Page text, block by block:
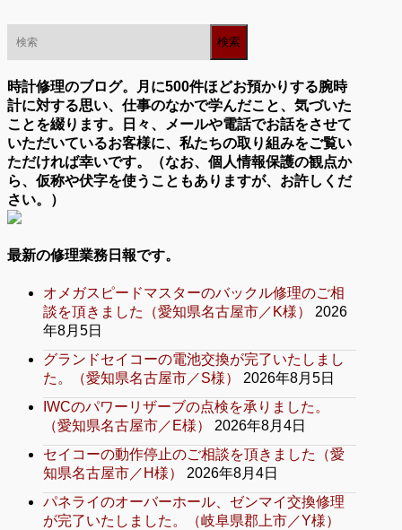
時計修理のブログ。月に500件ほどお預かりする腕時
計に対する思い、仕事のなかで学んだこと、気づいた
ことを綴ります。日々、メールや電話でお話をさせて
いただいているお客様に、私たちの取り組みをご覧い
ただければ幸いです。（なお、個人情報保護の観点か
ら、仮称や伏字を使うこともありますが、お許しくだ
さい。）
最新の修理業務日報です。
オメガスピードマスターのバックル修理のご相
談を頂きました（愛知県名古屋市／K様）
2026
年8月5日
グランドセイコーの電池交換が完了いたしまし
た。（愛知県名古屋市／S様）
2026年8月5日
IWCのパワーリザーブの点検を承りました。
（愛知県名古屋市／E様）
2026年8月4日
セイコーの動作停止のご相談を頂きました（愛
知県名古屋市／H様）
2026年8月4日
パネライのオーバーホール、ゼンマイ交換修理
が完了いたしました。（岐阜県郡上市／Y様）